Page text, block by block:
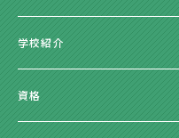
学校紹介
資格